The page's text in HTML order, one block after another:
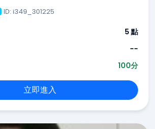
ID: i349_301225
5 點
--
100分
立即進入